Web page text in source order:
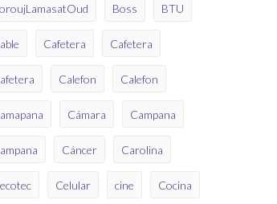
Boss BTU
Cafetera Cafetera
Calefon Calefon
Cámara Campana
Cáncer Carolina
Celular cine Cocina